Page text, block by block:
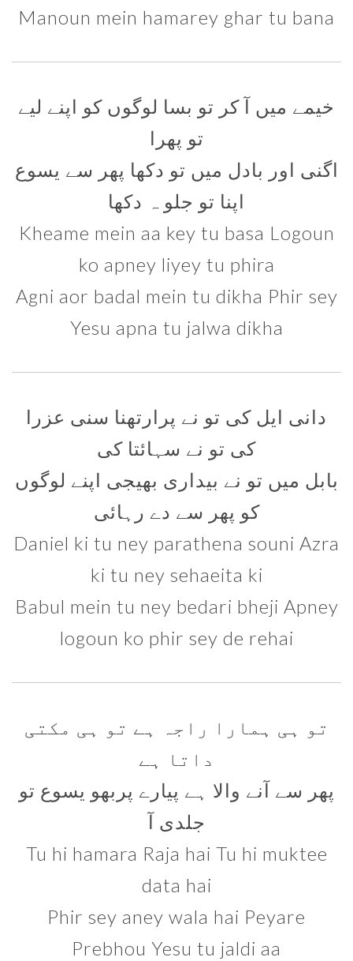
Manoun mein hamarey ghar tu bana
خیمے میں آ کر تو بسا لوگوں کو اپنے لیے
تو پھرا
اگنی اور بادل میں تو دکھا پھر سے یسوع
اپنا تو جلو ہ دکھا
Kheame mein aa key tu basa Logoun
ko apney liyey tu phira
Agni aor badal mein tu dikha Phir sey
Yesu apna tu jalwa dikha
دانی ایل کی تو نے پرارتھنا سنی عزرا
کی تو نے سہائتا کی
بابل میں تو نے بیداری بھیجی اپنے لوگوں
کو پھر سے دے رہائی
Daniel ki tu ney parathena souni Azra
ki tu ney sehaeita ki
Babul mein tu ney bedari bheji Apney
logoun ko phir sey de rehai
تو ہی ہمارا راجہ ہے تو ہی مکتی
داتا ہے
پھر سے آنے والا ہے پیارے پربھو یسوع تو
جلدی آ
Tu hi hamara Raja hai Tu hi muktee
data hai
Phir sey aney wala hai Peyare
Prebhou Yesu tu jaldi aa